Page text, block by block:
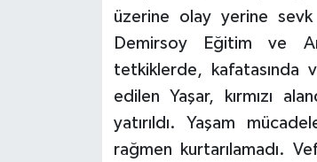
üzerine olay yerine
Demirsoy Eğitim ve
tetkiklerde, kafatasında
edilen Yaşar, kırmızı
yatırıldı. Yaşam
rağmen kurtarılamadı.